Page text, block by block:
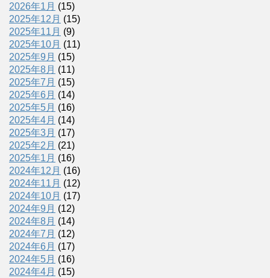
2026年1月 (15)
2025年12月 (15)
2025年11月 (9)
2025年10月 (11)
2025年9月 (15)
2025年8月 (11)
2025年7月 (15)
2025年6月 (14)
2025年5月 (16)
2025年4月 (14)
2025年3月 (17)
2025年2月 (21)
2025年1月 (16)
2024年12月 (16)
2024年11月 (12)
2024年10月 (17)
2024年9月 (12)
2024年8月 (14)
2024年7月 (12)
2024年6月 (17)
2024年5月 (16)
2024年4月 (15)